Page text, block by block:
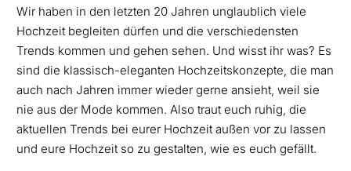
Wir haben in den letzten 20 Jahren unglaublich viele
Hochzeit begleiten dürfen und die verschiedensten
Trends kommen und gehen sehen. Und wisst ihr was? Es
sind die klassisch-eleganten Hochzeitskonzepte, die man
auch nach Jahren immer wieder gerne ansieht, weil sie
nie aus der Mode kommen. Also traut euch ruhig, die
aktuellen Trends bei eurer Hochzeit außen vor zu lassen
und eure Hochzeit so zu gestalten, wie es euch gefällt.